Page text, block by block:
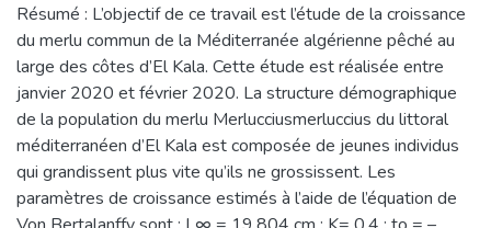
Résumé : L’objectif de ce travail est l’étude de la croissance
du merlu commun de la Méditerranée algérienne pêché au
large des côtes d’El Kala. Cette étude est réalisée entre
janvier 2020 et février 2020. La structure démographique
de la population du merlu Merlucciusmerluccius du littoral
méditerranéen d’El Kala est composée de jeunes individus
qui grandissent plus vite qu’ils ne grossissent. Les
paramètres de croissance estimés à l’aide de l’équation de